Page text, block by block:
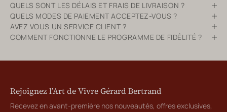
QUELS SONT LES DÉLAIS ET FRAIS DE LIVRAISON ?
QUELS MODES DE PAIEMENT ACCEPTEZ-VOUS ?
AVEZ VOUS UN SERVICE CLIENT ?
COMMENT FONCTIONNE LE PROGRAMME DE FIDÉLITÉ ?
Rejoignez l’Art de Vivre Gérard Bertrand
Recevez en avant-première nos nouveautés, offres exclusives,